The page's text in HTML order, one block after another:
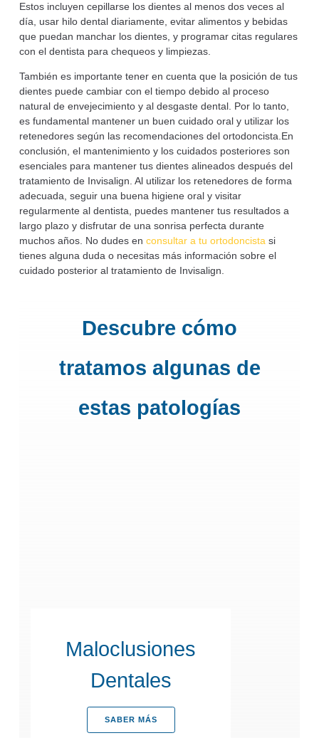
Estos incluyen cepillarse los dientes al menos dos veces al
día, usar hilo dental diariamente, evitar alimentos y bebidas
que puedan manchar los dientes, y programar citas regulares
con el dentista para chequeos y limpiezas.
También es importante tener en cuenta que la posición de tus
dientes puede cambiar con el tiempo debido al proceso
natural de envejecimiento y al desgaste dental. Por lo tanto,
es fundamental mantener un buen cuidado oral y utilizar los
retenedores según las recomendaciones del ortodoncista.En
conclusión, el mantenimiento y los cuidados posteriores son
esenciales para mantener tus dientes alineados después del
tratamiento de Invisalign. Al utilizar los retenedores de forma
adecuada, seguir una buena higiene oral y visitar
regularmente al dentista, puedes mantener tus resultados a
largo plazo y disfrutar de una sonrisa perfecta durante
muchos años. No dudes enconsultar a tu ortodoncista si
tienes alguna duda o necesitas más información sobre el
cuidado posterior al tratamiento de Invisalign.
Descubre cómo
tratamos algunas de
estas patologías
Maloclusiones
Dentales
SABER MÁS